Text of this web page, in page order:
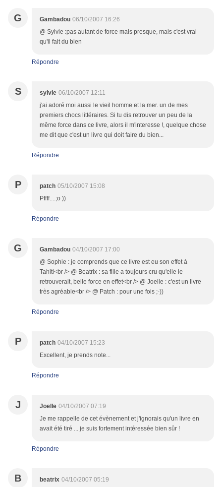
G Gambadou 06/10/2007 16:26
@ Sylvie :pas autant de force mais presque, mais c'est vrai
qu'il fait du bien
Répondre
S sylvie 06/10/2007 12:11
j'ai adoré moi aussi le vieil homme et la mer. un de mes
premiers chocs littéraires. Si tu dis retrouver un peu de la
même force dans ce livre, alors il m'interesse !, quelque chose
me dit que c'est un livre qui doit faire du bien...
Répondre
P patch 05/10/2007 15:08
Pffff....;o ))
Répondre
G Gambadou 04/10/2007 17:00
@ Sophie : je comprends que ce livre est eu son effet à
Tahiti<br /> @ Beatrix : sa fille a toujours cru qu'elle le
retrouverait, belle force en effet<br /> @ Joelle : c'est un livre
très agréable<br /> @ Patch : pour une fois ;-))
Répondre
P patch 04/10/2007 15:23
Excellent, je prends note...
Répondre
J Joelle 04/10/2007 07:19
Je me rappelle de cet évènement et j'ignorais qu'un livre en
avait été tiré ... je suis fortement intéressée bien sûr !
Répondre
B beatrix 04/10/2007 05:19